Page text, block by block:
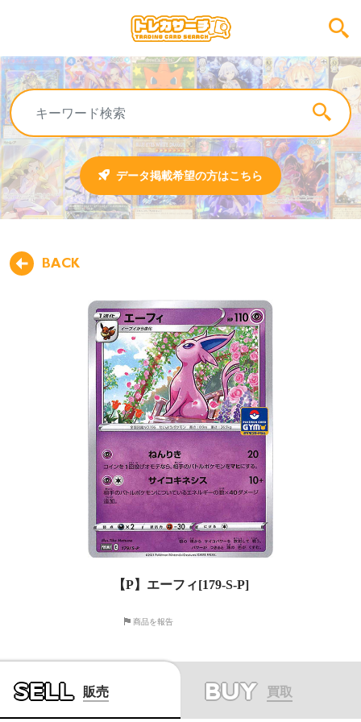
データ掲載希望の方はこちら
BACK
【P】エーフィ[179-S-P]
商品を報告
SELL 販売 BUY 買取